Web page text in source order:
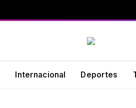
Internacional Deportes